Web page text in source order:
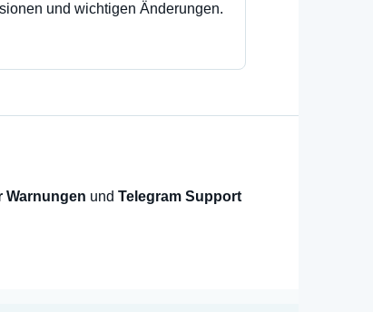
und wichtigen Änderungen.
Warnungen und Telegram Support